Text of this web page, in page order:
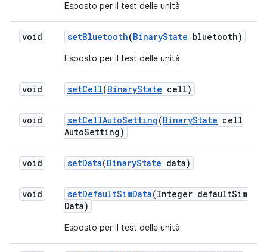
Esposto per il test delle unità
void setBluetooth(BinaryState bluetooth)
Esposto per il test delle unità
void setCell(BinaryState cell)
void setCellAutoSetting(BinaryState cell
AutoSetting)
void setData(BinaryState data)
void setDefaultSimData(Integer defaultSim
Data)
Esposto per il test delle unità